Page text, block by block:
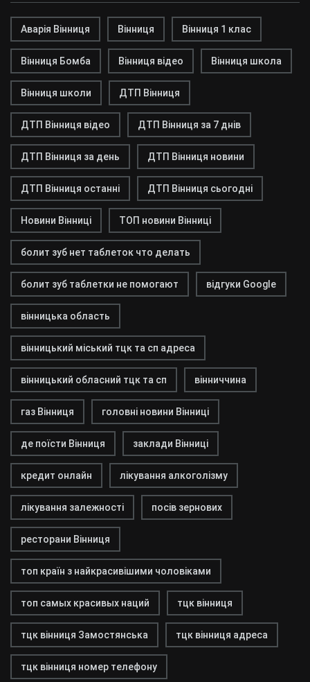
Аварія Вінниця Вінниця Вінниця 1 клас
Вінниця Бомба Вінниця відео Вінниця школа
Вінниця школи ДТП Вінниця
ДТП Вінниця відео ДТП Вінниця за 7 днів
ДТП Вінниця за день ДТП Вінниця новини
ДТП Вінниця останні ДТП Вінниця сьогодні
Новини Вінниці ТОП новини Вінниці
болит зуб нет таблеток что делать
болит зуб таблетки не помогают відгуки Google
вінницька область
вінницький міський тцк та сп адреса
вінницький обласний тцк та сп вінниччина
газ Вінниця головні новини Вінниці
де поїсти Вінниця заклади Вінниці
кредит онлайн лікування алкоголізму
лікування залежності посів зернових
ресторани Вінниця
топ країн з найкрасивішими чоловіками
топ самых красивых наций тцк вінниця
тцк вінниця Замостянська тцк вінниця адреса
тцк вінниця номер телефону